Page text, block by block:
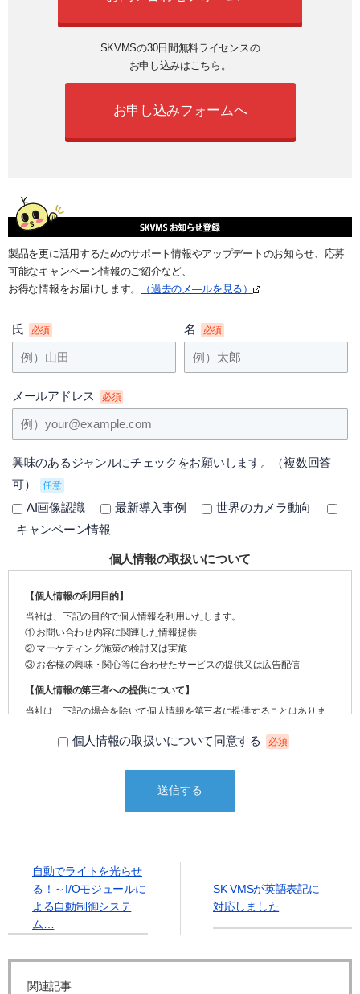
SKVMSの30日間無料ライセンスの
お申し込みはこちら。
お申し込みフォームへ
製品を更に活用するためのサポート情報やアップデートのお知らせ、応募
可能なキャンペーン情報のご紹介など、
お得な情報をお届けします。
（過去のメ―ルを見る）
氏 必須 名 必須
メールアドレス 必須
興味のあるジャンルにチェックをお願いします。（複数回答
可）
任意
AI画像認識 最新導入事例
世界のカメラ動向
キャンペーン情報
個人情報の取扱いについて
【個人情報の利用目的】
当社は、下記の目的で個人情報を利用いたします。
① お問い合わせ内容に関連した情報提供
② マーケティング施策の検討又は実施
③ お客様の興味・関心等に合わせたサービスの提供又は広告配信
【個人情報の第三者への提供について】
当社は、下記の場合を除いて個人情報を第三者に提供することはありま
① 本人の同意がある場合
③ 個人情報の保護に関する法律及びJISQ：15001によって認められてい
三者に委託する場合があります。この場合、法令及び当社の基準に従っ
て委託先を選定し、機密保持契約を締結します。委託先に対しては個人
情報の適切な取扱いを監督指導します。
【個人情報の開示等の請求について】
加、削除」「利用又は提供の拒否」の請求に応じております。
上記事項を請求される場合は、当社「個人情報窓口」までお知らせくだ
個人情報の取扱いについて同意する 必須
自動でライトを光らせ
る！～I/Oモジュールに
よる自動制御システ
ム…
SK VMSが英語表記に
対応しました
関連記事